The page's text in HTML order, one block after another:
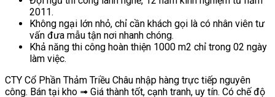
2011.
Không ngại lớn nhỏ, chỉ cần khách gọi là có nhân viên tư
vấn đưa mẫu tận nơi nhanh chóng.
Khả năng thi công hoàn thiện 1000 m2 chỉ trong 02 ngày
làm việc.
CTY Cổ Phần Thảm Triều Châu nhập hàng trực tiếp nguyên
công. Bán tại kho ➟ Giá thành tốt, cạnh tranh, uy tín. Có chế độ